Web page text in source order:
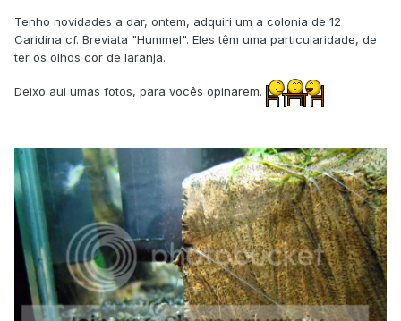
Tenho novidades a dar, ontem, adquiri um a colonia de 12
Caridina cf. Breviata "Hummel". Eles têm uma particularidade, de
ter os olhos cor de laranja.
Deixo aui umas fotos, para vocês opinarem.